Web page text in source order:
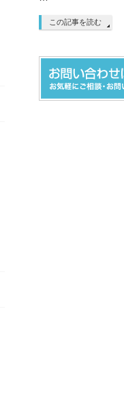
この記事を読む